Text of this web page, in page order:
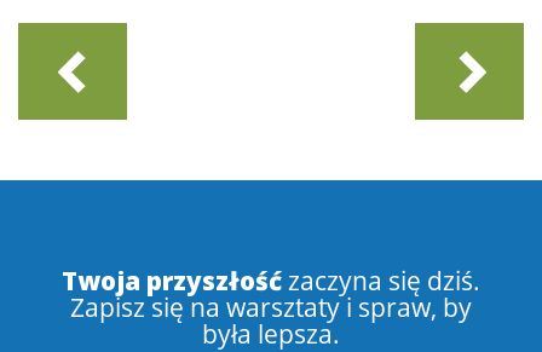
Twoja przyszłośćzaczyna się dziś.
Zapisz się na warsztaty i spraw, by
była lepsza.